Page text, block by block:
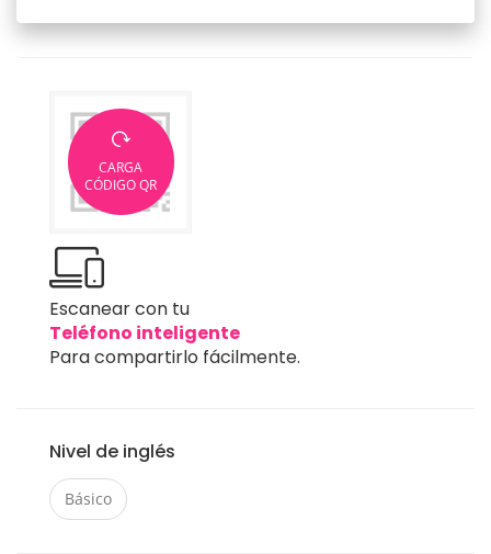
CARGA
CÓDIGO QR
Escanear con tu
Teléfono inteligente
Para compartirlo fácilmente.
Nivel de inglés
Básico